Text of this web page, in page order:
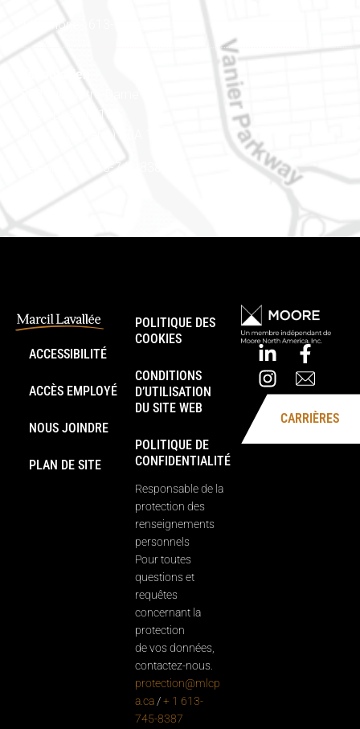
Téléphone : 613-745-8387
Est ontarien
888, rue Notre-Dame
Case postale 101
Embrun (Ontario) K0A 1W1
Téléphone : 613-745-8387
ACCESSIBILITÉ
ACCÈS EMPLOYÉ
NOUS JOINDRE
PLAN DE SITE
POLITIQUE DES
COOKIES
CONDITIONS
D’UTILISATION
DU SITE WEB
POLITIQUE DE
CONFIDENTIALITÉ
Responsable de la
protection des
renseignements
personnels
Pour toutes
questions et
requêtes
concernant la
protection
de vos données,
contactez-nous.
protection@mlcp
a.ca /+ 1 613-
745-8387
CARRIÈRES